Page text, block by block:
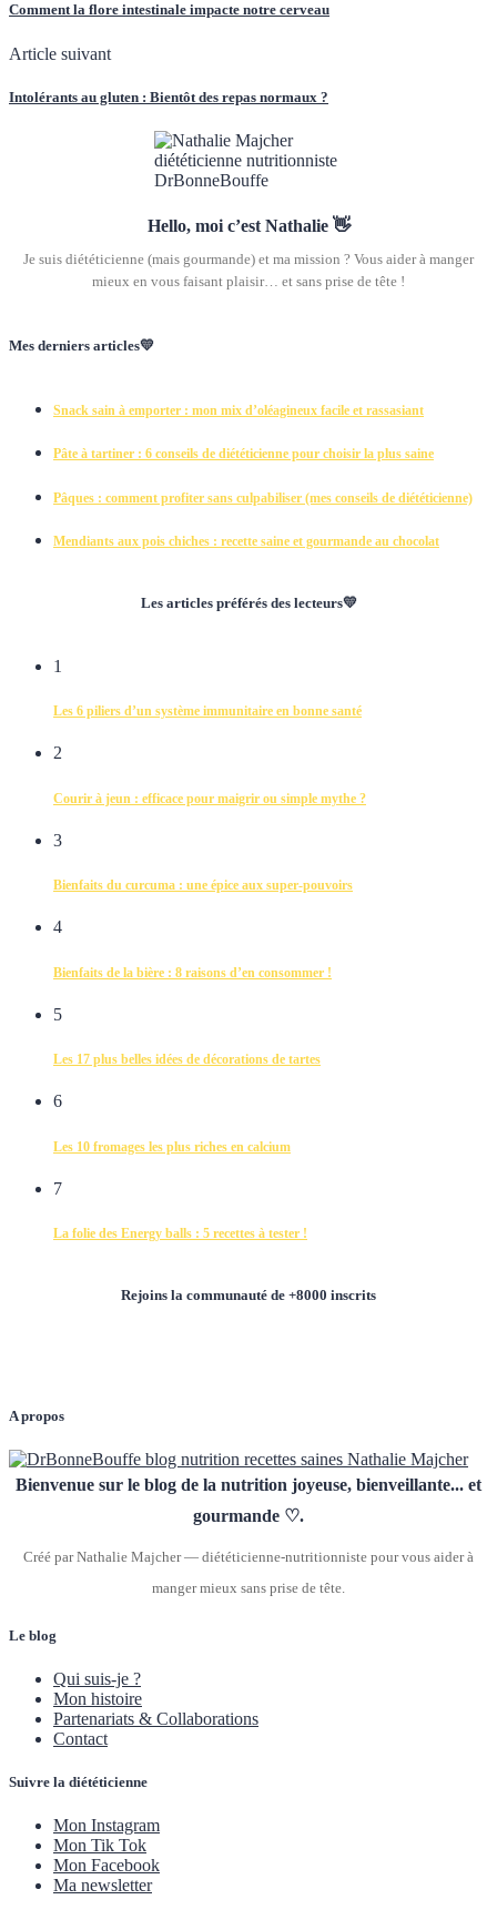
Comment la flore intestinale impacte notre cerveau
Article suivant
Intolérants au gluten : Bientôt des repas normaux ?
Hello, moi c’est Nathalie 👋
Je suis diététicienne (mais gourmande) et ma mission ? Vous aider à manger
mieux en vous faisant plaisir… et sans prise de tête !
Mes derniers articles💛
Snack sain à emporter : mon mix d’oléagineux facile et rassasiant
Pâte à tartiner : 6 conseils de diététicienne pour choisir la plus saine
Pâques : comment profiter sans culpabiliser (mes conseils de diététicienne)
Mendiants aux pois chiches : recette saine et gourmande au chocolat
Les articles préférés des lecteurs💛
1
Les 6 piliers d’un système immunitaire en bonne santé
2
Courir à jeun : efficace pour maigrir ou simple mythe ?
3
Bienfaits du curcuma : une épice aux super-pouvoirs
4
Bienfaits de la bière : 8 raisons d’en consommer !
5
Les 17 plus belles idées de décorations de tartes
6
Les 10 fromages les plus riches en calcium
7
La folie des Energy balls : 5 recettes à tester !
Rejoins la communauté de +8000 inscrits
A propos
Bienvenue sur le blog de la nutrition joyeuse, bienveillante... et
gourmande ♡.
Créé par Nathalie Majcher — diététicienne-nutritionniste pour vous aider à
manger mieux sans prise de tête.
Le blog
Qui suis-je ?
Mon histoire
Partenariats & Collaborations
Contact
Suivre la diététicienne
Mon Instagram
Mon Tik Tok
Mon Facebook
Ma newsletter